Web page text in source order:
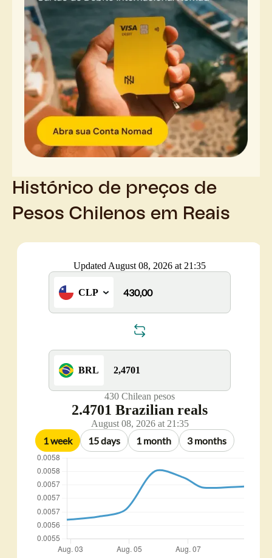
Histórico de preços de
Pesos Chilenos em Reais